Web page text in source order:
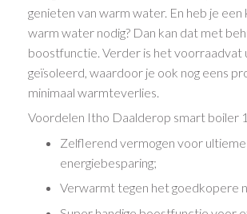
genieten van warm water. En heb je
warm water nodig? Dan kan dat met
boostfunctie. Verder is het voorraadvat
geïsoleerd, waardoor je ook nog eens
minimaal warmteverlies.
Voordelen Itho Daalderop smart boiler
Zelflerend vermogen voor ultieme
energiebesparing;
Verwarmt tegen het goedkopere